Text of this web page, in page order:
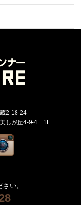
2-18-24
しが丘4-9-4 1F
い。